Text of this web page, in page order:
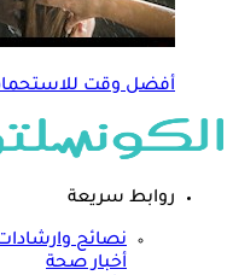
أفضل وقت
روابط سريعة
نصائح
أخبار صحة